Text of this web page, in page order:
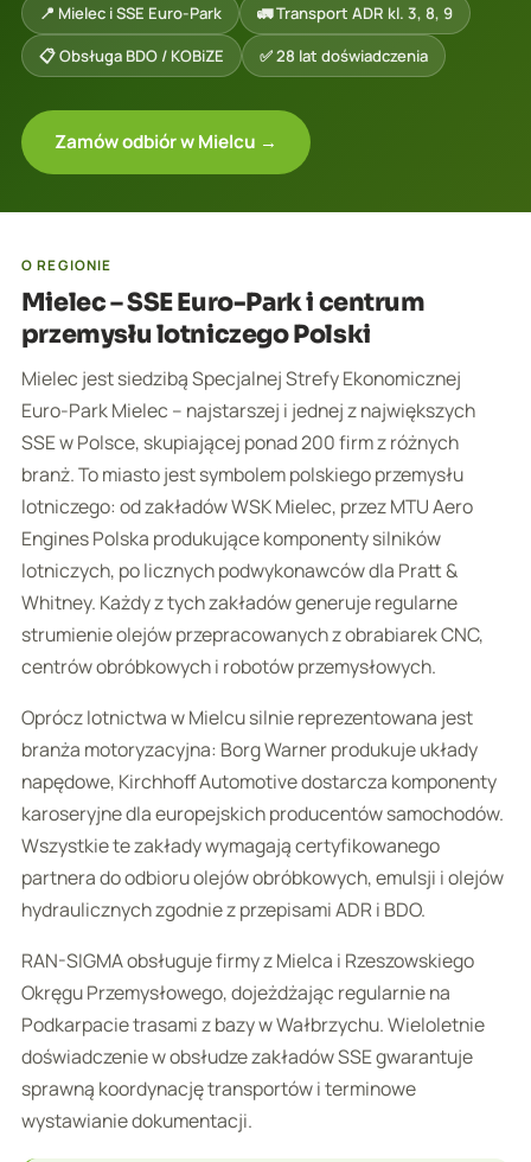
📍 Mielec i SSE Euro-Park
🚛 Transport ADR kl. 3, 8, 9
📋 Obsługa BDO / KOBiZE
✅ 28 lat doświadczenia
Zamów odbiór w Mielcu →
O REGIONIE
Mielec – SSE Euro-Park i centrum
przemysłu lotniczego Polski
Mielec jest siedzibą Specjalnej Strefy Ekonomicznej
Euro-Park Mielec – najstarszej i jednej z największych
SSE w Polsce, skupiającej ponad 200 firm z różnych
branż. To miasto jest symbolem polskiego przemysłu
lotniczego: od zakładów WSK Mielec, przez MTU Aero
Engines Polska produkujące komponenty silników
lotniczych, po licznych podwykonawców dla Pratt &
Whitney. Każdy z tych zakładów generuje regularne
strumienie olejów przepracowanych z obrabiarek CNC,
centrów obróbkowych i robotów przemysłowych.
Oprócz lotnictwa w Mielcu silnie reprezentowana jest
branża motoryzacyjna: Borg Warner produkuje układy
napędowe, Kirchhoff Automotive dostarcza komponenty
karoseryjne dla europejskich producentów samochodów.
Wszystkie te zakłady wymagają certyfikowanego
partnera do odbioru olejów obróbkowych, emulsji i olejów
hydraulicznych zgodnie z przepisami ADR i BDO.
RAN-SIGMA obsługuje firmy z Mielca i Rzeszowskiego
Okręgu Przemysłowego, dojeżdżając regularnie na
Podkarpacie trasami z bazy w Wałbrzychu. Wieloletnie
doświadczenie w obsłudze zakładów SSE gwarantuje
sprawną koordynację transportów i terminowe
wystawianie dokumentacji.